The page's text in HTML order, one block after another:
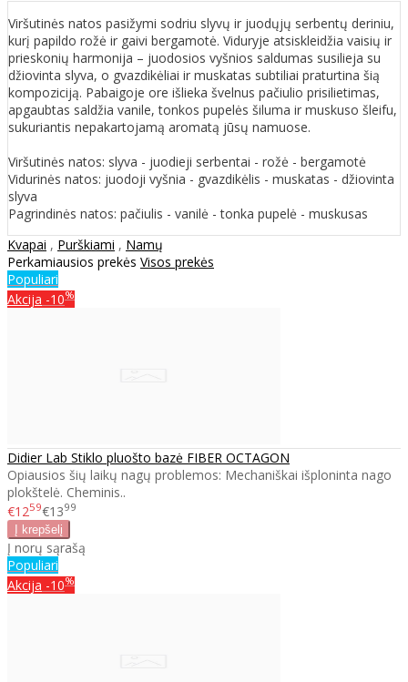
Viršutinės natos pasižymi sodriu slyvų ir juodųjų serbentų deriniu,
kurį papildo rožė ir gaivi bergamotė. Viduryje atsiskleidžia vaisių ir
prieskonių harmonija – juodosios vyšnios saldumas susilieja su
džiovinta slyva, o gvazdikėliai ir muskatas subtiliai praturtina šią
kompoziciją. Pabaigoje ore išlieka švelnus pačiulio prisilietimas,
apgaubtas saldžia vanile, tonkos pupelės šiluma ir muskuso šleifu,
sukuriantis nepakartojamą aromatą jūsų namuose.
Viršutinės natos: slyva - juodieji serbentai - rožė - bergamotė
Vidurinės natos: juodoji vyšnia - gvazdikėlis - muskatas - džiovinta
slyva
Pagrindinės natos: pačiulis - vanilė - tonka pupelė - muskusas
Kvapai , Purškiami , Namų
Perkamiausios prekės Visos prekės
Populiari
Akcija -10%
Didier Lab Stiklo pluošto bazė FIBER OCTAGON
Opiausios šių laikų nagų problemos: Mechaniškai išploninta nago
plokštelė. Cheminis..
€1259€1399
Į norų sąrašą
Populiari
Akcija -10%